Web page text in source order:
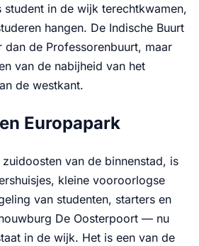
in de wijk terechtkwamen,
hangen. De Indische Buurt
dan de Professorenbuurt, maar
van de nabijheid van het
de westkant.
Europapark
van de binnenstad, is
kleine vooroorlogse
van studenten, starters en
De Oosterpoort — nu
in de wijk. Het is een van de